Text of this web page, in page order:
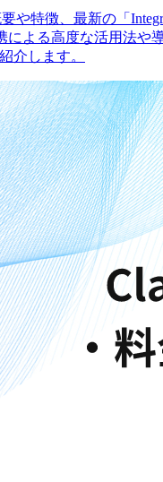
や特徴、最新の「
による高度な活用法や
介します。